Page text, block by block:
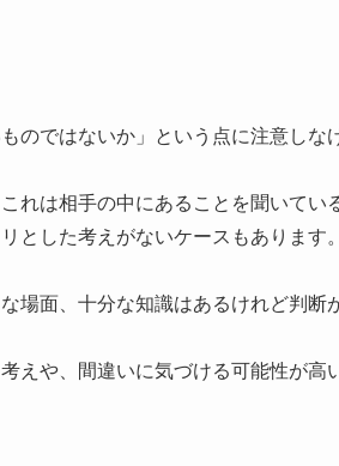
のではないか」という点に注意しな
は相手の中にあることを聞いている
とした考えがないケースもあります
場面、十分な知識はあるけれど判断
えや、間違いに気づける可能性が高